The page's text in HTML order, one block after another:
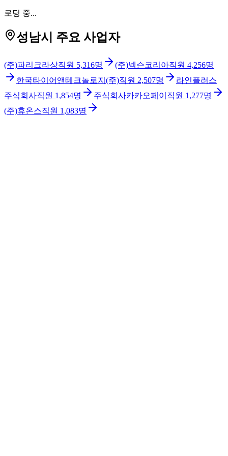
로딩 중...
성남시 주요 사업자
(주)파리크라상직원 5,316명 (주)넥슨코리아직원 4,256명
한국타이어앤테크놀로지(주)직원 2,507명
라인플러스
주식회사직원 1,854명 주식회사카카오페이 직원 1,277명
(주)휴온스직원 1,083명